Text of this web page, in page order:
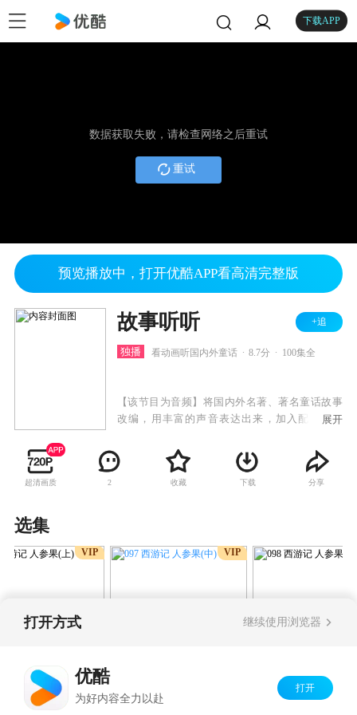
下载APP
数据获取失败，请检查网络之后重试
重试
预览播放中，打开优酷APP看高清完整版
故事听听 +追
独播 看动画听国内外童话 8.7分 100集全
【该节目为音频】将国内外名著、著名童话故事
改编，用丰富的声音表达出来，加入配乐、音
化。使故事集“绘画”、“文学”、“音乐”、“语言”、
戏剧”等艺术形式与一体。传播与分享世界优质故
事文化，创造家庭阅读和谐氛围，提高孩子聆听
展开
超清画质 2 收藏 下载 分享
选集
VIP VIP
京ICP备06050721号-1
打开方式 继续使用浏览器
优酷
为好内容全力以赴
打开